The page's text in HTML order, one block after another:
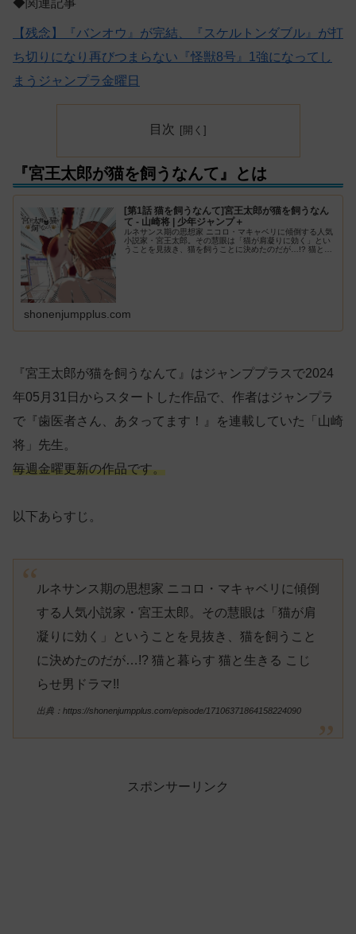
◆関連記事
【残念】『バンオウ』が完結、『スケルトンダブル』が打
ち切りになり再びつまらない『怪獣8号』1強になってし
まうジャンプラ金曜日
目次
『宮王太郎が猫を飼うなんて』とは
[第1話 猫を飼うなんて]宮王太郎が猫を飼うなん
て - 山崎将 | 少年ジャンプ＋
ルネサンス期の思想家 ニコロ・マキャベリに傾倒する人気
小説家・宮王太郎。その慧眼は「猫が肩凝りに効く」とい
うことを見抜き、猫を飼うことに決めたのだが…!? 猫と暮
shonenjumpplus.com
『宮王太郎が猫を飼うなんて』はジャンププラスで2024
年05月31日からスタートした作品で、作者はジャンプラ
で『歯医者さん、あタってます！』を連載していた「山崎
将」先生。
毎週金曜更新の作品です。
以下あらすじ。
ルネサンス期の思想家 ニコロ・マキャベリに傾倒
する人気小説家・宮王太郎。その慧眼は「猫が肩
凝りに効く」ということを見抜き、猫を飼うこと
に決めたのだが…!? 猫と暮らす 猫と生きる こじ
らせ男ドラマ!!
出典：https://shonenjumpplus.com/episode/17106371864158224090
スポンサーリンク